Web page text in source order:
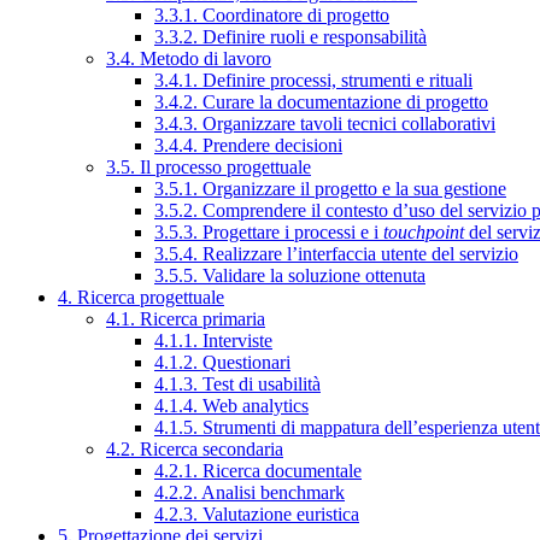
3.3.1. Coordinatore di progetto
3.3.2. Definire ruoli e responsabilità
3.4. Metodo di lavoro
3.4.1. Definire processi, strumenti e rituali
3.4.2. Curare la documentazione di progetto
3.4.3. Organizzare tavoli tecnici collaborativi
3.4.4. Prendere decisioni
3.5. Il processo progettuale
3.5.1. Organizzare il progetto e la sua gestione
3.5.2. Comprendere il contesto d’uso del servizio
3.5.3. Progettare i processi e i touchpointdel
3.5.4. Realizzare l’interfaccia utente del servizio
3.5.5. Validare la soluzione ottenuta
4. Ricerca progettuale
4.1. Ricerca primaria
4.1.1. Interviste
4.1.2. Questionari
4.1.3. Test di usabilità
4.1.4. Web analytics
4.1.5. Strumenti di mappatura dell’esperienza
4.2. Ricerca secondaria
4.2.1. Ricerca documentale
4.2.2. Analisi benchmark
4.2.3. Valutazione euristica
5. Progettazione dei servizi